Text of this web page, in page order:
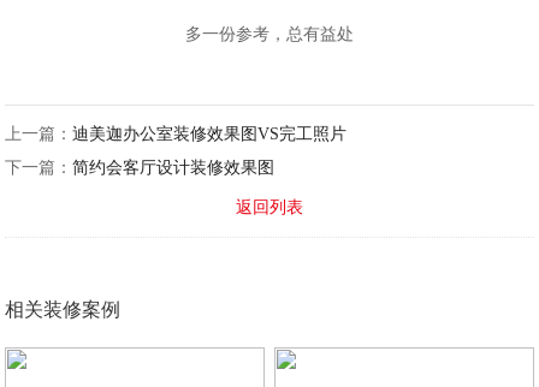
多一份参考，总有益处
上一篇：迪美迦办公室装修效果图VS完工照片
下一篇：简约会客厅设计装修效果图
返回列表
相关装修案例